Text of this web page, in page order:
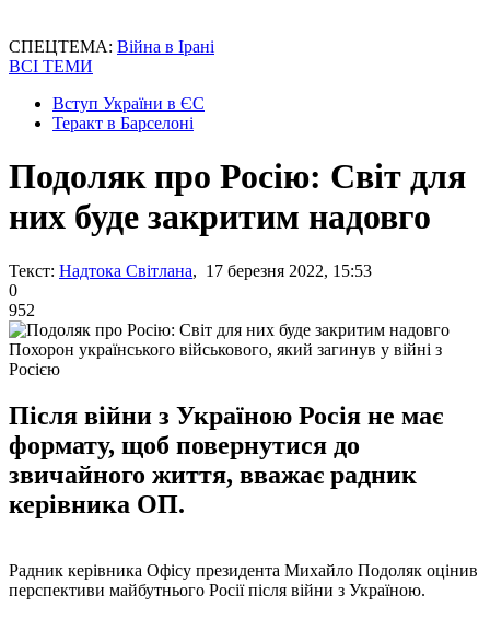
СПЕЦТЕМА: Війна в Ірані
ВСІ ТЕМИ
Вступ України в ЄС
Теракт в Барселоні
Подоляк про Росію: Світ для
них буде закритим надовго
Текст: Надтока Світлана, 17 березня 2022, 15:53
0
952
Похорон українського військового, який загинув у війні з
Росією
Після війни з Україною Росія не має
формату, щоб повернутися до
звичайного життя, вважає радник
керівника ОП.
Радник керівника Офісу президента Михайло Подоляк оцінив
перспективи майбутнього Росії після війни з Україною.